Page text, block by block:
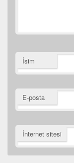
İsim
E-posta
İnternet sitesi